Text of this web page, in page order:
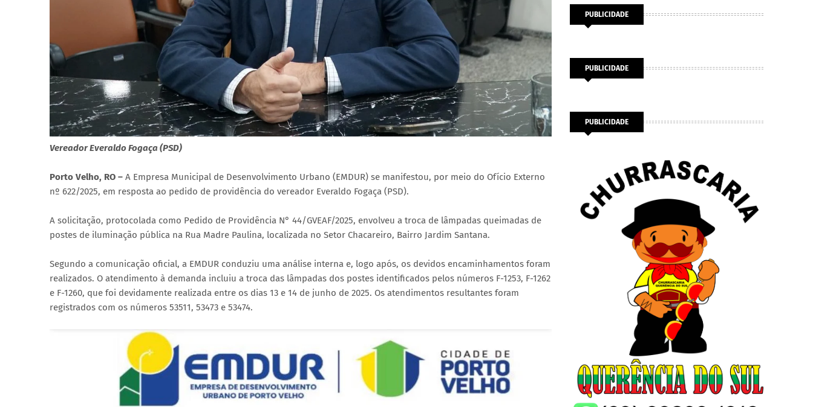
Vereador Everaldo Fogaça (PSD)
Porto Velho, RO – A Empresa Municipal de Desenvolvimento Urbano (EMDUR) se manifestou, por meio do Ofício Externo
nº 622/2025, em resposta ao pedido de providência do vereador Everaldo Fogaça (PSD).
A solicitação, protocolada como Pedido de Providência N° 44/GVEAF/2025, envolveu a troca de lâmpadas queimadas de
postes de iluminação pública na Rua Madre Paulina, localizada no Setor Chacareiro, Bairro Jardim Santana.
Segundo a comunicação oficial, a EMDUR conduziu uma análise interna e, logo após, os devidos encaminhamentos foram
realizados. O atendimento à demanda incluiu a troca das lâmpadas dos postes identificados pelos números F-1253, F-1262
e F-1260, que foi devidamente realizada entre os dias 13 e 14 de junho de 2025. Os atendimentos resultantes foram
registrados com os números 53511, 53473 e 53474.
PUBLICIDADE
PUBLICIDADE
PUBLICIDADE